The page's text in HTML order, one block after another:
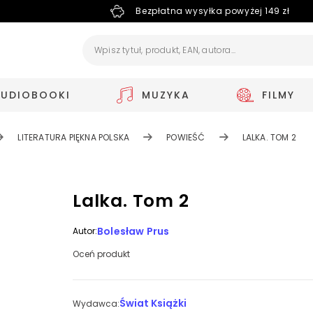
Bezpłatna wysyłka powyżej 149 zł
MUZYKA FILMY
LITERATURA PIĘKNA POLSKA POWIEŚĆ LALKA. TOM 2
Lalka. Tom 2
Autor:Bolesław Prus
Oceń produkt
Wydawca:Świat Książki